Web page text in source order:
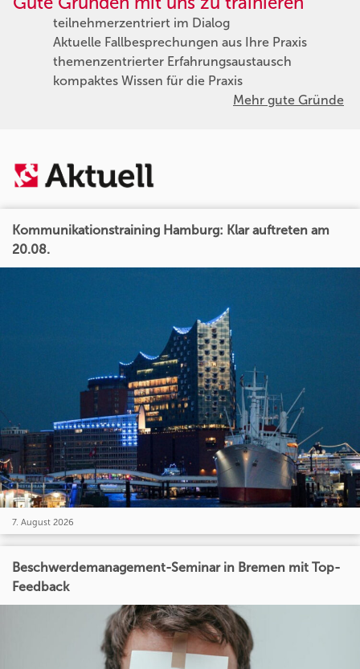
teilnehmerzentriert im Dialog
Aktuelle Fallbesprechungen aus Ihre Praxis
themenzentrierter Erfahrungsaustausch
kompaktes Wissen für die Praxis
Mehr gute Gründe
Kommunikationstraining Hamburg: Klar auftreten am
20.08.
7. August 2026
Beschwerdemanagement-Seminar in Bremen mit Top-
Feedback